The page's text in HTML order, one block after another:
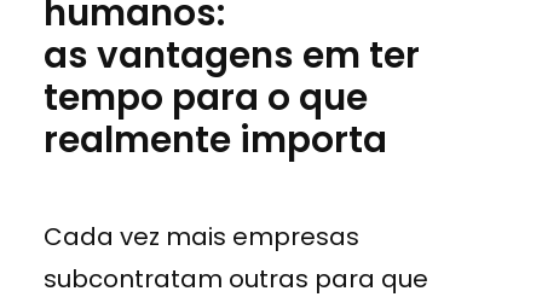
humanos:
as vantagens em ter
tempo para o que
realmente importa
Cada vez mais empresas
subcontratam outras para que